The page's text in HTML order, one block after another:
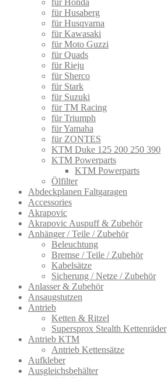
für Honda
für Husaberg
für Husqvarna
für Kawasaki
für Moto Guzzi
für Quads
für Rieju
für Sherco
für Stark
für Suzuki
für TM Racing
für Triumph
für Yamaha
für ZONTES
KTM Duke 125 200 250 390
KTM Powerparts
KTM Powerparts
Ölfilter
Abdeckplanen Faltgaragen
Accessories
Akrapovic
Akrapovic Auspuff & Zubehör
Anhänger / Teile / Zubehör
Beleuchtung
Bremse / Teile / Zubehör
Kabelsätze
Sicherung / Netze / Zubehör
Anlasser & Zubehör
Ansaugstutzen
Antrieb
Ketten & Ritzel
Supersprox Stealth Kettenräder
Antrieb KTM
Antrieb Kettensätze
Aufkleber
Ausgleichsbehälter